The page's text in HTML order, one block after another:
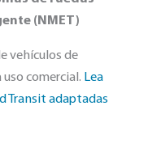
(NMET)
vehículos de
comercial. Lea
Transit adaptadas